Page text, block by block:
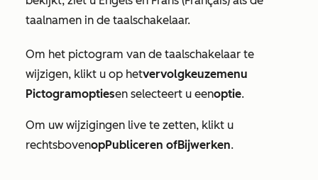
taalnamen in de taalschakelaar.
Om het pictogram van de taalschakelaar te
wijzigen, klikt u op hetvervolgkeuzemenu
Pictogramoptiesen selecteert u eenoptie.
Om uw wijzigingen live te zetten, klikt u
rechtsbovenopPubliceren ofBijwerken.